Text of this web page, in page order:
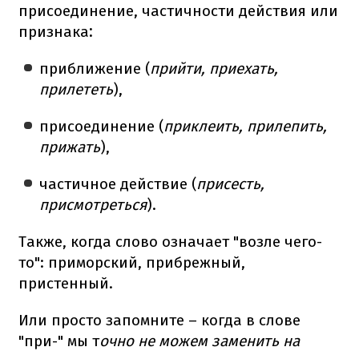
присоединение, частичности действия или
признака:
приближение (прийти, приехать,
прилететь),
присоединение (приклеить, прилепить,
прижать),
частичное действие (присесть,
присмотреться).
Также, когда слово означает "возле чего-
то": приморский, прибрежный,
пристенный.
Или просто запомните – когда в слове
"при-" мы точно не можем заменить на